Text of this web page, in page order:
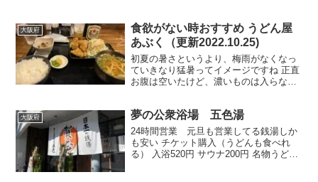
ずこれを選べば間違いないと言われる人
気メニュー...
大阪府
食欲がない時おすすめ うどん屋
あぶく（更新2022.10.25)
初夏の暑さというより、梅雨がなくなっ
ていきなり猛暑ってイメージですね 正直
お腹は空いたけど、濃いものは入らな
って調べてみるとかなりの食べログ高評
価 とりあえず入って...
大阪府 夢の公衆浴場 五色湯
24時間営業 元旦も営業してる銭湯しか
も安い チケット購入（うどんも食べれ
る） 入浴520円 サウナ200円 名物うどん